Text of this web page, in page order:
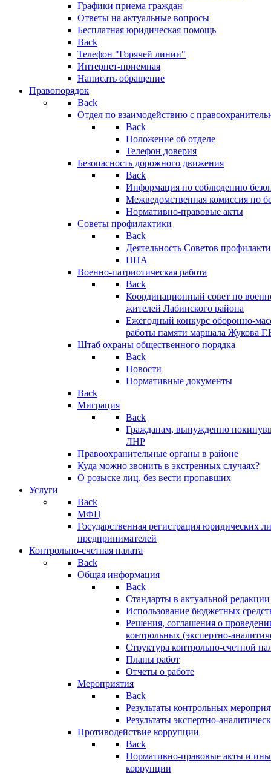
Графики приема граждан
Ответы на актуальные вопросы
Бесплатная юридическая помощь
Back
Телефон "Горячей линии"
Интернет-приемная
Написать обращение
Правопорядок
Back
Отдел по взаимодействию с
Back
Положение об отделе
Телефон доверия
Безопасность дорожного движения
Back
Информация по соблюдению
Межведомственная комиссия по
Нормативно-правовые акты
Советы профилактики
Back
Деятельность Советов
НПА
Военно-патриотическая работа
Back
Координационный совет по
жителей Лабинского района
Ежегодный конкурс оборонно-
работы памяти маршала Жукова
Штаб охраны общественного порядка
Back
Новости
Нормативные документы
Back
Миграция
Back
Гражданам, вынужденно
ЛНР
Правоохранительные органы в районе
Куда можно звонить в экстренных случаях?
О розыске лиц, без вести пропавших
Услуги
Back
МФЦ
Государственная регистрация юридических
предпринимателей
Контрольно-счетная палата
Back
Общая информация
Back
Стандарты в актуальной редакции
Использование бюджетных
Решения, соглашения о
контрольных (экспертно-
Структура контрольно-счетной
Планы работ
Отчеты о работе
Мероприятия
Back
Результаты контрольных
Результаты экспертно-
Противодействие коррупции
Back
Нормативно-правовые акты и
коррупции